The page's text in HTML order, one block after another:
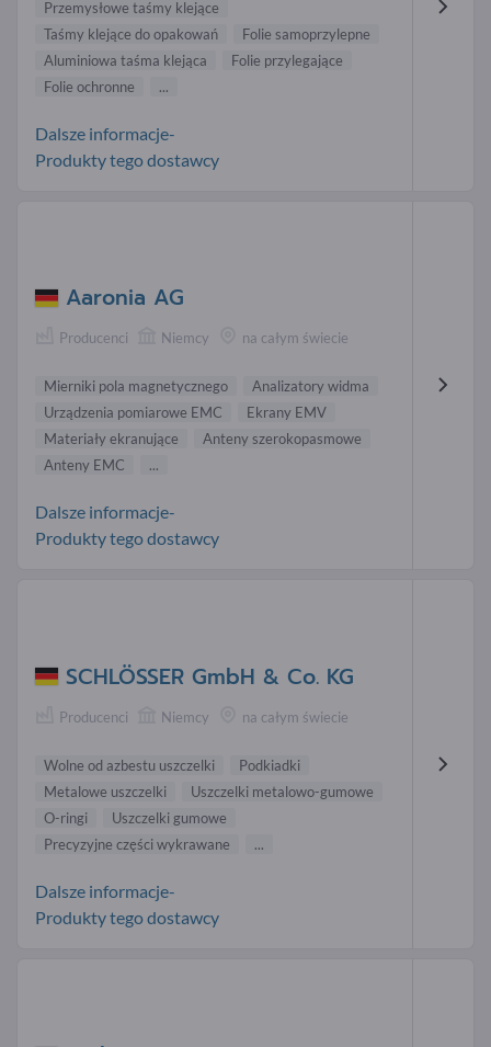
Przemysłowe taśmy klejące
Taśmy klejące do opakowań
Folie samoprzylepne
Aluminiowa taśma klejąca
Folie przylegające
Folie ochronne
...
Dalsze informacje-
Produkty tego dostawcy
Aaronia AG
Producenci Niemcy na całym świecie
Mierniki pola magnetycznego
Analizatory widma
Urządzenia pomiarowe EMC
Ekrany EMV
Materiały ekranujące
Anteny szerokopasmowe
Anteny EMC
...
Dalsze informacje-
Produkty tego dostawcy
SCHLÖSSER GmbH & Co. KG
Producenci Niemcy na całym świecie
Wolne od azbestu uszczelki
Podkiadki
Metalowe uszczelki
Uszczelki metalowo-gumowe
O-ringi
Uszczelki gumowe
Precyzyjne części wykrawane
...
Dalsze informacje-
Produkty tego dostawcy